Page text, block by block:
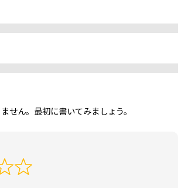
せん。最初に書いてみましょう。